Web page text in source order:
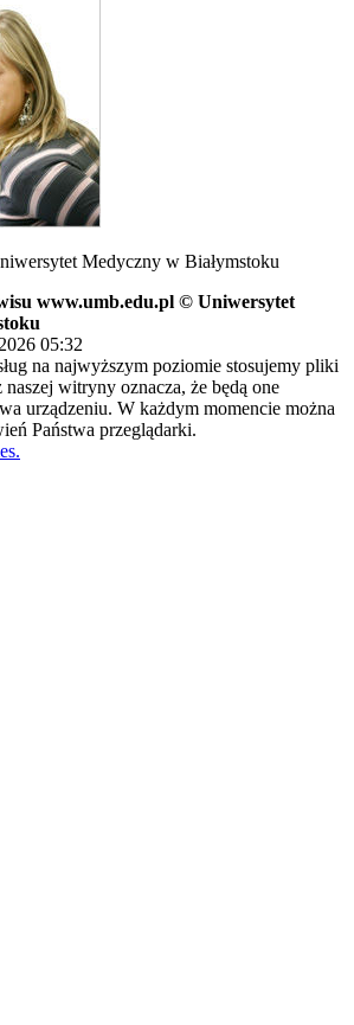
Medyczny w Białymstoku
www.umb.edu.pl © Uniwersytet
05:32
na najwyższym poziomie stosujemy pliki
witryny oznacza, że będą one
urządzeniu. W każdym momencie można
Państwa przeglądarki.